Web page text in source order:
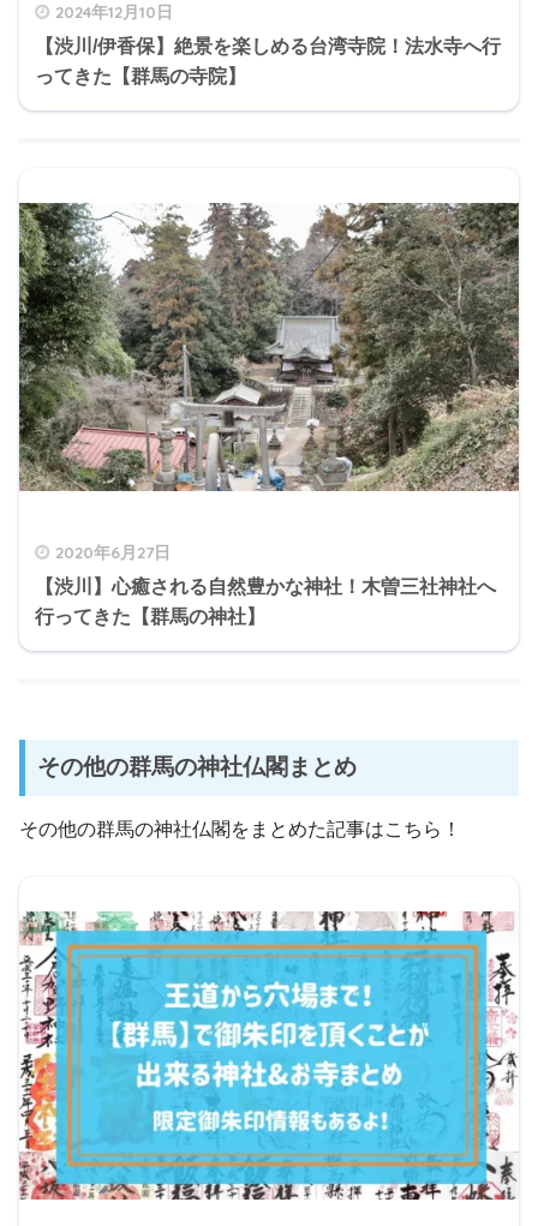
2024年12月10日
【渋川/伊香保】絶景を楽しめる台湾寺院！法水寺へ行
ってきた【群馬の寺院】
2020年6月27日
【渋川】心癒される自然豊かな神社！木曽三社神社へ
行ってきた【群馬の神社】
その他の群馬の神社仏閣まとめ
その他の群馬の神社仏閣をまとめた記事はこちら！